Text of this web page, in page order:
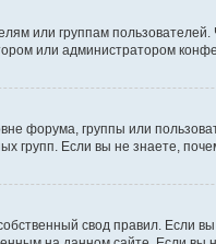
или группам
или администратором
форума, группы или
групп. Если вы не знаете,
свод правил. Если